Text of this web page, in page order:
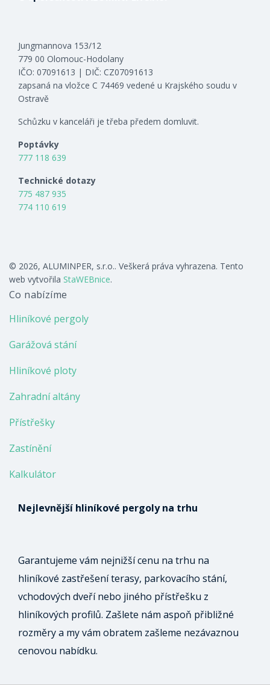
Jungmannova 153/12
779 00 Olomouc-Hodolany
IČO: 07091613 | DIČ: CZ07091613
zapsaná na vložce C 74469 vedené u Krajského soudu v
Ostravě
Schůzku v kanceláři je třeba předem domluvit.
Poptávky
777 118 639
Technické dotazy
775 487 935
774 110 619
© 2026, ALUMINPER, s.r.o.. Veškerá práva vyhrazena. Tento
web vytvořila StaWEBnice.
Co nabízíme
Hliníkové pergoly
Garážová stání
Hliníkové ploty
Zahradní altány
Přístřešky
Zastínění
Kalkulátor
Nejlevnější hliníkové pergoly na trhu
Garantujeme vám nejnižší cenu na trhu na
hliníkové zastřešení terasy, parkovacího stání,
vchodových dveří nebo jiného přístřešku z
hliníkových profilů. Zašlete nám aspoň přibližné
rozměry a my vám obratem zašleme nezávaznou
cenovou nabídku.